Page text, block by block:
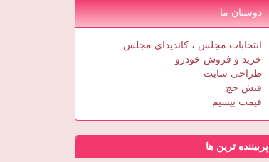
دوستان ما
انتخابات مجلس ، کاندیدای مجلس
خرید و فروش خودرو
طراحی سایت
فیش حج
قیمت بیسیم
پربیننده ترین ها